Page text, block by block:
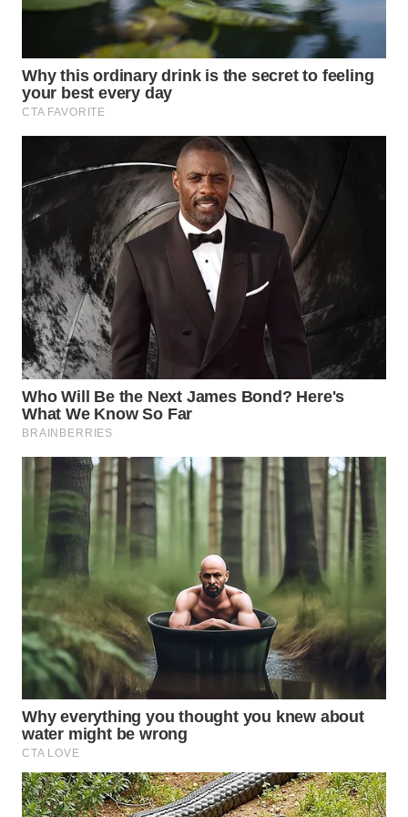
Media
Group
WAHANA
NEWS
WAHANA
TANI
WAHANA
ADVOKAT
WAHANA
INFRASTRUKTUR
WAHANA
KONSUMEN
WAHANA
LISTRIK
WAHANA
TRAVEL
WAHANA
TV
WAHANANEWS
ID
WAHANANEWS
CO ID
WAHANANEWS
NET